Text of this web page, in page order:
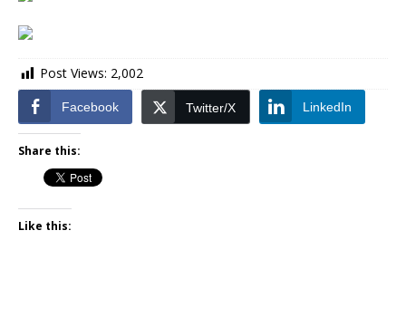
Post Views: 2,002
Facebook Twitter/X LinkedIn
Share this:
Like this: